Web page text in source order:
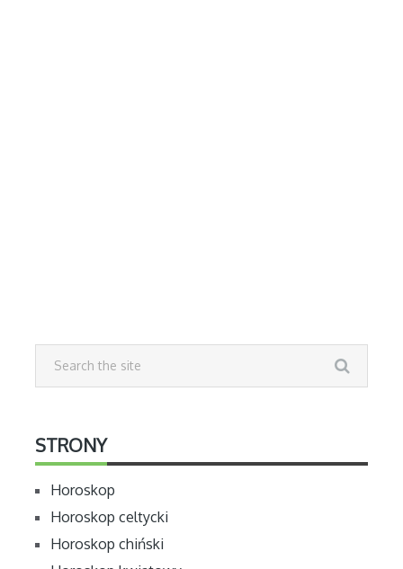
STRONY
Horoskop
Horoskop celtycki
Horoskop chiński